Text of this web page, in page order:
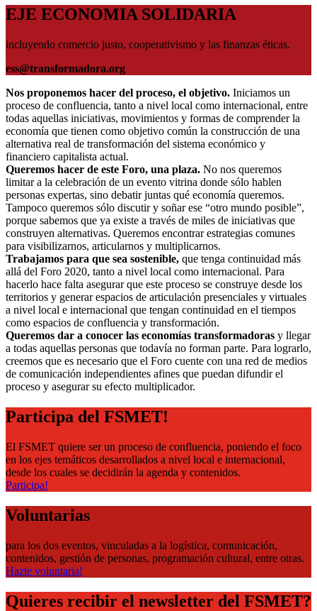
EJE ECONOMIA SOLIDARIA
incluyendo comercio justo, cooperativismo y las finanzas éticas.
ess@transformadora.org
Nos proponemos hacer del proceso, el objetivo. Iniciamos un
proceso de confluencia, tanto a nivel local como internacional, entre
todas aquellas iniciativas, movimientos y formas de comprender la
economía que tienen como objetivo común la construcción de una
alternativa real de transformación del sistema económico y
financiero capitalista actual.
Queremos hacer de este Foro, una plaza. No nos queremos
limitar a la celebración de un evento vitrina donde sólo hablen
personas expertas, sino debatir juntas qué economía queremos.
Tampoco queremos sólo discutir y soñar ese “otro mundo posible”,
porque sabemos que ya existe a través de miles de iniciativas que
construyen alternativas. Queremos encontrar estrategias comunes
para visibilizarnos, articularnos y multiplicarnos.
Trabajamos para que sea sostenible, que tenga continuidad más
allá del Foro 2020, tanto a nivel local como internacional. Para
hacerlo hace falta asegurar que este proceso se construye desde los
territorios y generar espacios de articulación presenciales y virtuales
a nivel local e internacional que tengan continuidad en el tiempos
como espacios de confluencia y transformación.
Queremos dar a conocer las economías transformadoras y llegar
a todas aquellas personas que todavía no forman parte. Para lograrlo,
creemos que es necesario que el Foro cuente con una red de medios
de comunicación independientes afines que puedan difundir el
proceso y asegurar su efecto multiplicador.
Participa del FSMET!
El FSMET quiere ser un proceso de confluencia, poniendo el foco
en los ejes temáticos desarrollados a nivel local e internacional,
desde los cuales se decidirán la agenda y contenidos.
Participa!
Voluntarias
para los dos eventos, vinculadas a la logística, comunicación,
contenidos, gestión de personas, programación cultural, entre otras.
Hazte voluntaria!
Quieres recibir el newsletter del FSMET?